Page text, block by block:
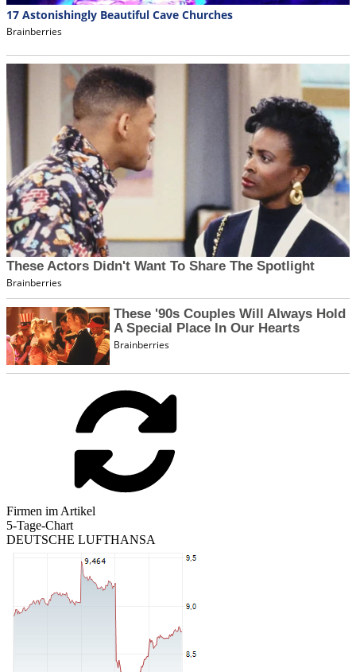
Firmen im Artikel
5-Tage-Chart
DEUTSCHE LUFTHANSA